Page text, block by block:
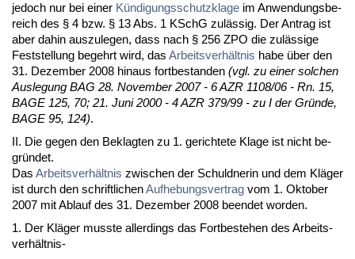
je­doch nur bei ei­ner Kündi­gungs­schutz­kla­ge im An­wen­dungs­be­
reich des § 4 bzw. § 13 Abs. 1 KSchG zulässig. Der An­trag ist
aber da­hin aus­zu­le­gen, dass nach § 256 ZPO die zulässi­ge
Fest­stel­lung be­gehrt wird, das Ar­beits­verhält­nis ha­be über den
31. De­zem­ber 2008 hin­aus fort­be­stan­den (vgl. zu ei­ner sol­chen
Aus­le­gung BAG 28. No­vem­ber 2007 - 6 AZR 1108/06 - Rn. 15,
BA­GE 125, 70; 21. Ju­ni 2000 - 4 AZR 379/99 - zu I der Gründe,
BA­GE 95, 124).
II. Die ge­gen den Be­klag­ten zu 1. ge­rich­te­te Kla­ge ist nicht be­
gründet.
Das Ar­beits­verhält­nis zwi­schen der Schuld­ne­rin und dem Kläger
ist durch den schrift­li­chenAuf­he­bungs­ver­trag vom 1. Ok­to­ber
2007 mit Ab­lauf des 31. De­zem­ber 2008 be­en­det wor­den.
1. Der Kläger muss­te al­ler­dings das Fort­be­ste­hen des Ar­beits­
verhält­nis-